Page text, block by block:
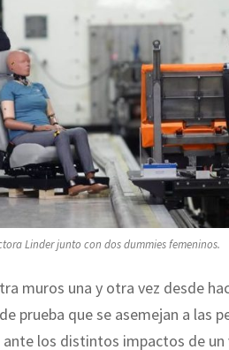
Linder junto con dos dummies femeninos.
muros una y otra vez desde
prueba que se asemejan a las
los distintos impactos de un